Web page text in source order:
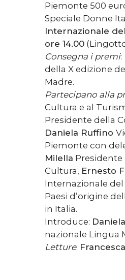
Piemonte 500
Speciale Donne
Internazionale
ore 14.00
Consegna i premi:
della X edizione
Madre.
Partecipano alla
Cultura e al
Presidente della
Daniela Ruffino
Piemonte con
Milella Presidente
Cultura, Ernesto
Internazionale del
Paesi d’origine
in Italia.
Introduce:
nazionale Lingua
Letture: